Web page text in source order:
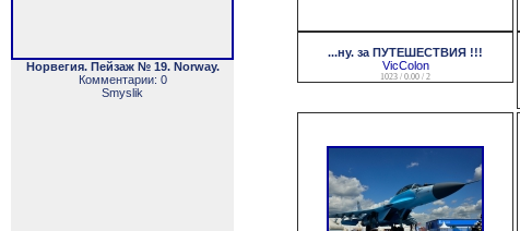
Норвегия. Пейзаж № 19. Norway.
Комментарии: 0
Smyslik
...ну. за ПУТЕШЕСТВИЯ !!!
VicColon
1023 / 0.00 / 2